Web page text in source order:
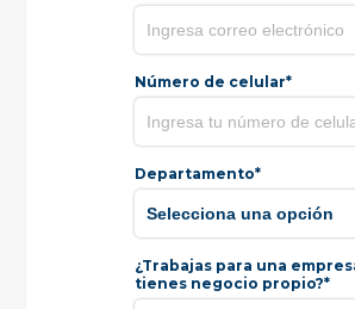
Número de celular*
Departamento*
¿Trabajas para una
tienes negocio propio?*